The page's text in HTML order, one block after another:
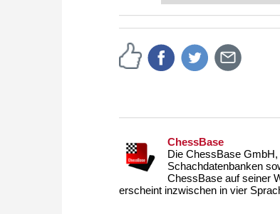
zuvor.
ChessBase
Die ChessBase
Schachdatenbanken
ChessBase auf seiner
erscheint inzwischen in vier